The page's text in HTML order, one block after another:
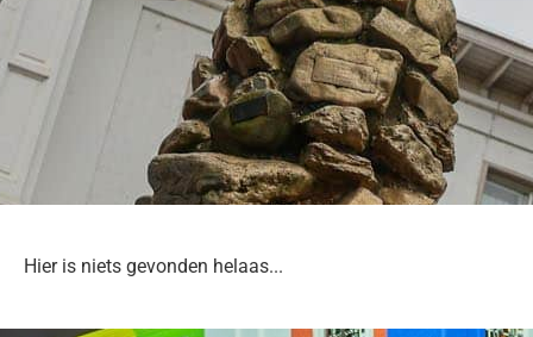
Hier is niets gevonden helaas...